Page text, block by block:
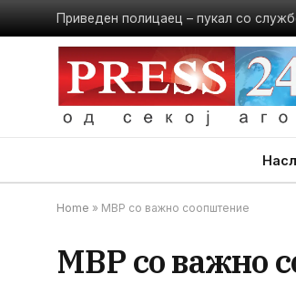
Приведен полицаец – пукал со
Home » МВР со важно соопштение
МВР со важно